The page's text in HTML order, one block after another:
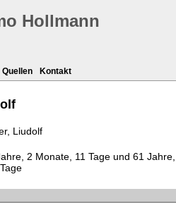
Hollmann
Quellen Kontakt
Liudolf
2 Monate, 11 Tage und 61 Jahre,